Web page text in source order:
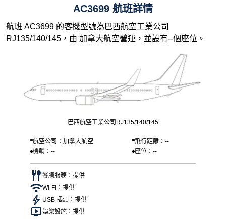
AC3699 航班詳情
航班 AC3699 的客機型號為巴西航空工業公司
RJ135/140/145，由 加拿大航空營運，並設有--個座位。
巴西航空工業公司RJ135/140/145
航空公司：加拿大航空
飛行距離：--
機齡：--
座位：--
餐膳服務：提供
Wi-Fi：提供
USB 插頭：提供
娛樂設施：提供